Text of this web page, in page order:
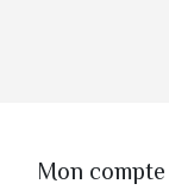
Mon compte